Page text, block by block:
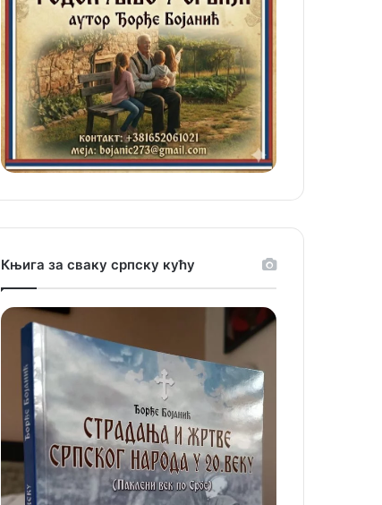
Књига за сваку српску кућу